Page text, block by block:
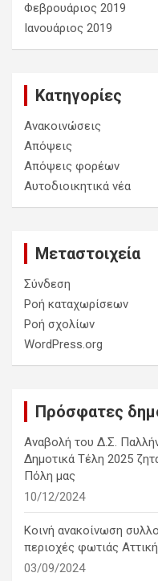
Φεβρουάριος 2019
Ιανουάριος 2019
Kατηγορίες
Ανακοινώσεις
Απόψεις
Απόψεις φορέων
Αυτοδιοικητικά νέα
Μεταστοιχεία
Σύνδεση
Ροή καταχωρίσεων
Ροή σχολίων
WordPress.org
Πρόσφατες
Αναβολή του Δ.Σ.
Δημοτικά Τέλη 2025
Πόλη μας
10/12/2024
Κοινή ανακοίνωση
περιοχές φωτιάς
03/09/2024